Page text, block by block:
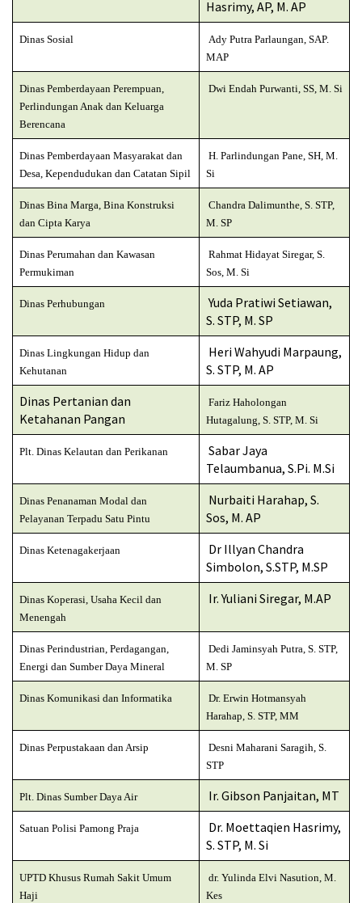
Hasrimy, AP, M. AP
Dinas Sosial
Ady Putra Parlaungan, SAP.
MAP
Dinas Pemberdayaan Perempuan,
Perlindungan Anak dan Keluarga
Berencana
Dwi Endah Purwanti, SS, M. Si
Dinas Pemberdayaan Masyarakat dan
Desa, Kependudukan dan Catatan Sipil
H. Parlindungan Pane, SH, M.
Si
Dinas Bina Marga, Bina Konstruksi
dan Cipta Karya
Chandra Dalimunthe, S. STP,
M. SP
Dinas Perumahan dan Kawasan
Permukiman
Rahmat Hidayat Siregar, S.
Sos, M. Si
Dinas Perhubungan
Yuda Pratiwi Setiawan,
S. STP, M. SP
Dinas Lingkungan Hidup dan
Kehutanan
Heri Wahyudi Marpaung,
S. STP, M. AP
Dinas Pertanian dan
Ketahanan Pangan
Fariz Haholongan
Hutagalung, S. STP, M. Si
Plt. Dinas Kelautan dan Perikanan
Sabar Jaya
Telaumbanua, S.Pi. M.Si
Dinas Penanaman Modal dan
Pelayanan Terpadu Satu Pintu
Nurbaiti Harahap, S.
Sos, M. AP
Dinas Ketenagakerjaan
Dr Illyan Chandra
Simbolon, S.STP, M.SP
Dinas Koperasi, Usaha Kecil dan
Menengah
Ir. Yuliani Siregar, M.AP
Dinas Perindustrian, Perdagangan,
Energi dan Sumber Daya Mineral
Dedi Jaminsyah Putra, S. STP,
M. SP
Dinas Komunikasi dan Informatika
Dr. Erwin Hotmansyah
Harahap, S. STP, MM
Dinas Perpustakaan dan Arsip
Desni Maharani Saragih, S.
STP
Plt. Dinas Sumber Daya Air Ir. Gibson Panjaitan, MT
Satuan Polisi Pamong Praja
Dr. Moettaqien Hasrimy,
S. STP, M. Si
UPTD Khusus Rumah Sakit Umum
Haji
dr. Yulinda Elvi Nasution, M.
Kes